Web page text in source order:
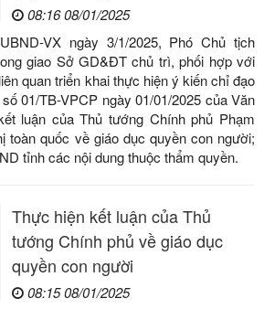
08:16 08/01/2025
VX ngày 3/1/2025, Phó Chủ tịch
giao Sở GD&ĐT chủ trì, phối hợp với
quan triển khai thực hiện ý kiến chỉ đạo
01/TB-VPCP ngày 01/01/2025 của Văn
luận của Thủ tướng Chính phủ Phạm
toàn quốc về giáo dục quyền con người;
tỉnh các nội dung thuộc thẩm quyền.
Thực hiện kết luận của Thủ
tướng Chính phủ về giáo dục
quyền con người
08:15 08/01/2025